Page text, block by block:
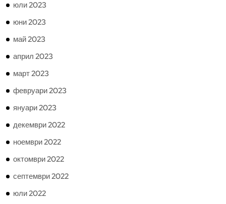
юли 2023
юни 2023
май 2023
април 2023
март 2023
февруари 2023
януари 2023
декември 2022
ноември 2022
октомври 2022
септември 2022
юли 2022